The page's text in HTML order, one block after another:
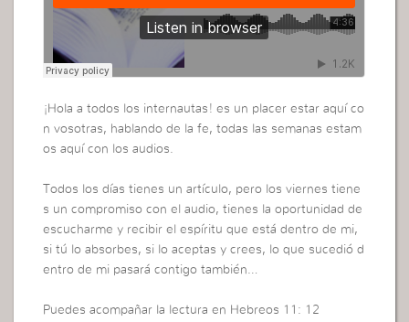
¡Hola a todos los internautas! es un placer estar aquí co
n vosotras, hablando de la fe, todas las semanas estam
os aquí con los audios.
Todos los días tienes un artículo, pero los viernes tiene
s un compromiso con el audio, tienes la oportunidad de
escucharme y recibir el espíritu que está dentro de mi,
si tú lo absorbes, si lo aceptas y crees, lo que sucedió d
entro de mi pasará contigo también…
Puedes acompañar la lectura en Hebreos 11: 12